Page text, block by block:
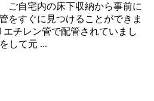
自宅内の床下収納から事前に
をすぐに見つけることができま
チレン管で配管されていまし
して元 ...